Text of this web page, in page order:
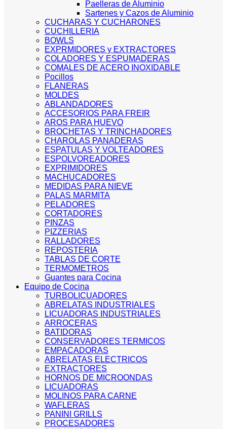
Paelleras de Aluminio
Sartenes y Cazos de Aluminio
CUCHARAS Y CUCHARONES
CUCHILLERIA
BOWLS
EXPRMIDORES y EXTRACTORES
COLADORES Y ESPUMADERAS
COMALES DE ACERO INOXIDABLE
Pocillos
FLANERAS
MOLDES
ABLANDADORES
ACCESORIOS PARA FREIR
AROS PARA HUEVO
BROCHETAS Y TRINCHADORES
CHAROLAS PANADERAS
ESPATULAS Y VOLTEADORES
ESPOLVOREADORES
EXPRIMIDORES
MACHUCADORES
MEDIDAS PARA NIEVE
PALAS MARMITA
PELADORES
CORTADORES
PINZAS
PIZZERIAS
RALLADORES
REPOSTERIA
TABLAS DE CORTE
TERMOMETROS
Guantes para Cocina
Equipo de Cocina
TURBOLICUADORES
ABRELATAS INDUSTRIALES
LICUADORAS INDUSTRIALES
ARROCERAS
BATIDORAS
CONSERVADORES TERMICOS
EMPACADORAS
ABRELATAS ELECTRICOS
EXTRACTORES
HORNOS DE MICROONDAS
LICUADORAS
MOLINOS PARA CARNE
WAFLERAS
PANINI GRILLS
PROCESADORES